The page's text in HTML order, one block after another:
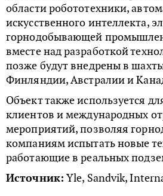
области робототехники,
искусственного интеллекта,
горнодобывающей
вместе над разработкой
позже будут внедрены в
Финляндии, Австралии и
Объект также используется
клиентов и международных
мероприятий, позволяя
компаниям испытать новые
работающие в реальных
Источник: Yle, Sandvik,